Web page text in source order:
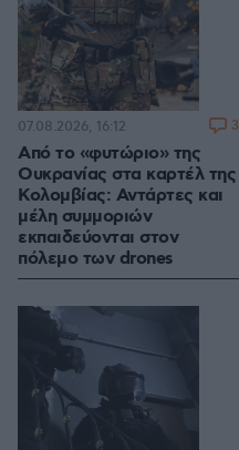
Από το «φυτώριο» της
Ουκρανίας στα καρτέλ της
Κολομβίας: Αντάρτες και
μέλη συμμοριών
εκπαιδεύονται στον
πόλεμο των drones
07.08.2026, 16:12 3